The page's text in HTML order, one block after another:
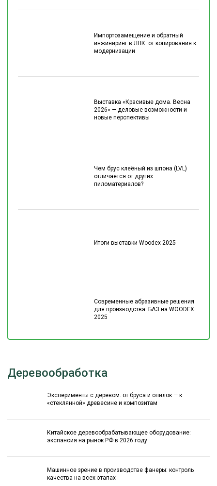
Импортозамещение и обратный
инжиниринг в ЛПК: от копирования к
модернизации
Выставка «Красивые дома. Весна
2026» — деловые возможности и
новые перспективы
Чем брус клеёный из шпона (LVL)
отличается от других
пиломатериалов?
Итоги выставки Woodex 2025
Современные абразивные решения
для производства: БАЗ на WOODEX
2025
Деревообработка
Эксперименты с деревом: от бруса и опилок — к
«стеклянной» древесине и композитам
Китайское деревообрабатывающее оборудование:
экспансия на рынок РФ в 2026 году
Машинное зрение в производстве фанеры: контроль
качества на всех этапах